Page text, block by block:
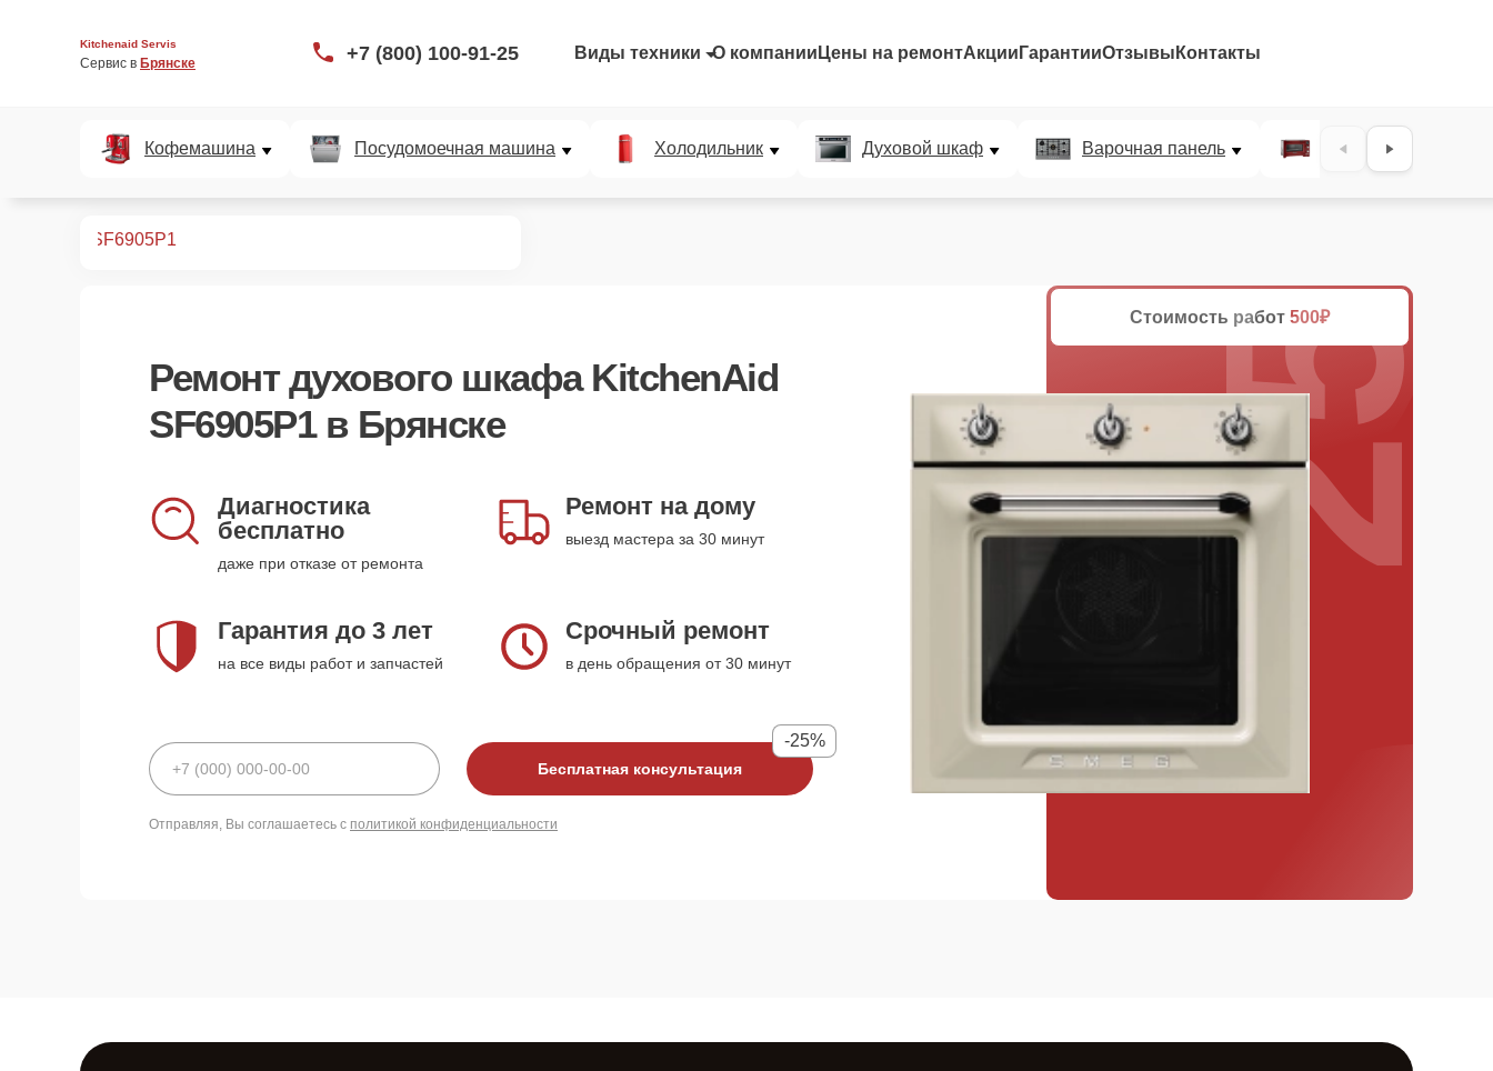
Kitchenaid Servis
Сервис в Брянске +7 (800) 100-91-25 Виды техники О компании Цены на ремонтАкции ГарантииОтзывы Контакты
Кофемашина Посудомоечная машина Холодильник Духовой шкаф Варочная панель Микроволновая
SF6905P1
Ремонтдухового шкафа KitchenAid
SF6905P1в Брянске
Диагностика
бесплатно
даже при отказе от ремонта
Ремонт на дому
выезд мастера за 30 минут
Гарантия до 3 лет
на все виды работ и запчастей
Срочный ремонт
в день обращения от 30 минут
Бесплатная консультация
-25%
Отправляя, Вы соглашаетесь с политикой конфиденциальности
Стоимость работ 500₽
25%